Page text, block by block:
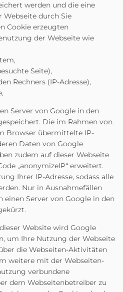
werden und die eine
Webseite durch Sie
Cookie erzeugten
der Webseite wie
Seite),
Rechners (IP-Adresse),
Server von Google in den
Die im Rahmen von
Browser übermittelte IP-
Daten von Google
zudem auf dieser Webseite
„anonymizeIP“ erweitert.
Ihrer IP-Adresse, sodass alle
Nur in Ausnahmefällen
einen Server von Google in den
Website wird Google
um Ihre Nutzung der Webseite
die Webseiten-Aktivitäten
weitere mit der Webseiten-
verbundene
dem Webseitenbetreiber zu